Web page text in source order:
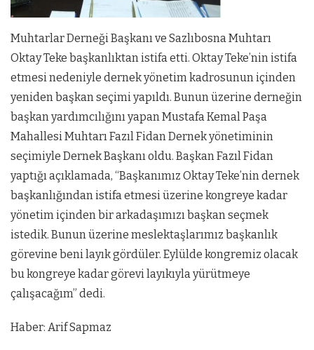
Muhtarlar Derneği Başkanı ve Sazlıbosna Muhtarı
Oktay Teke başkanlıktan istifa etti. Oktay Teke’nin istifa
etmesi nedeniyle dernek yönetim kadrosunun içinden
yeniden başkan seçimi yapıldı. Bunun üzerine derneğin
başkan yardımcılığını yapan Mustafa Kemal Paşa
Mahallesi Muhtarı Fazıl Fidan Dernek yönetiminin
seçimiyle Dernek Başkanı oldu. Başkan Fazıl Fidan
yaptığı açıklamada, “Başkanımız Oktay Teke’nin dernek
başkanlığından istifa etmesi üzerine kongreye kadar
yönetim içinden bir arkadaşımızı başkan seçmek
istedik. Bunun üzerine meslektaşlarımız başkanlık
görevine beni layık gördüler. Eylülde kongremiz olacak
bu kongreye kadar görevi layıkıyla yürütmeye
çalışacağım” dedi.
Haber: Arif Sapmaz